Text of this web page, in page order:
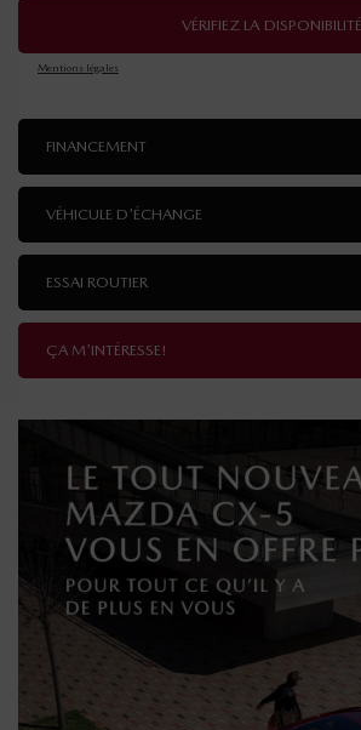
VÉRIFIEZ LA DISPONIBILITÉ
Mentions légales
FINANCEMENT
VÉHICULE D'ÉCHANGE
ESSAI ROUTIER
ÇA M'INTÉRESSE!